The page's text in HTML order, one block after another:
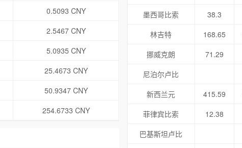
0.5093 CNY
2.5467 CNY
5.0935 CNY
25.4673 CNY
50.9347 CNY
254.6733 CNY
墨西哥比索
38.3
林吉特
168.65
挪威克朗
71.29
尼泊尔卢比
新西兰元
415.59
菲律宾比索
12.38
巴基斯坦卢比